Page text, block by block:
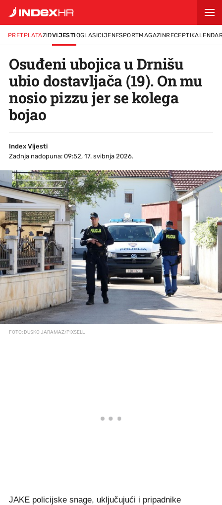
PRETPLATAZIDVIJESTIOGLASICIJENESPORTMAGAZINRECEPTI
Osuđeni ubojica u Drnišu
ubio dostavljača (19). On mu
nosio pizzu jer se kolega
bojao
Index Vijesti
Zadnja nadopuna: 09:52, 17. svibnja 2026.
FOTO: DUSKO JARAMAZ/PIXSELL
JAKE policijske snage, uključujući i pripadnike